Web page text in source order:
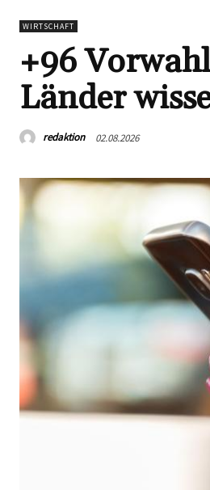
WIRTSCHAFT
+96
Länder
redaktion 02.08.2026